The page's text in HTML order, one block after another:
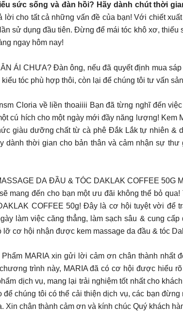
sức sống và đàn hồi? Hãy dành chút thời
lời cho tất cả những vấn đề của bạn! Với chiết
sử dụng đầu tiên. Đừng để mái tóc khô xơ,
ngay hôm nay!
ÁI CHƯA? Đàn ông, nếu đã quyết định mua
tóc phù hợp thôi, còn lại để chúng tôi tư vấn
Cloria về liền thoaiiii Bạn đã từng nghĩ đến
cú hích cho một ngày mới đầy năng lượng!
giàu dưỡng chất từ cà phê Đắk Lắk tự nhiên &
dành thời gian cho bản thân và cảm nhận sự
DA ĐẦU & TÓC DAKLAK COFFEE 50G
mang đến cho bạn một ưu đãi không thể bỏ
COFFEE 50g! Đây là cơ hội tuyệt vời để
làm việc căng thẳng, làm sạch sâu & cung
cơ hội nhận được kem massage da đầu & tóc
MARIA xin gửi lời cảm ơn chân thành nhất
trình này, MARIA đã có cơ hội được hiểu
dịch vụ, mang lại trải nghiệm tốt nhất cho
chúng tôi có thể cải thiện dịch vụ, các bạn
chân thành cảm ơn và kính chúc Quý khách